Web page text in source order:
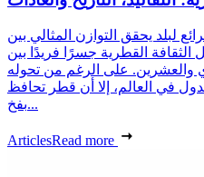
لبلد يحقق التوازن المثالي بين
الثقافة القطرية جسرًا فريدًا بين
والعشرين. على الرغم من تحوله
في العالم، إلا أن قطر تحافظ
بفخ...
ArticlesRead more